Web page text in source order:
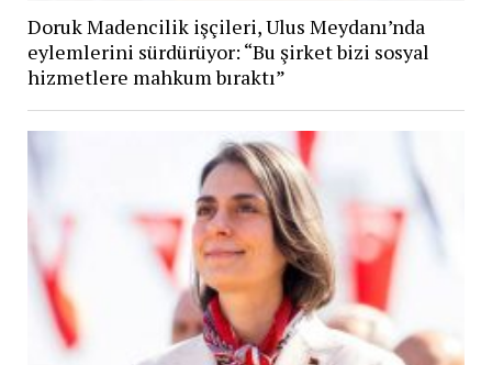
Doruk Madencilik işçileri, Ulus Meydanı’nda
eylemlerini sürdürüyor: “Bu şirket bizi sosyal
hizmetlere mahkum bıraktı”